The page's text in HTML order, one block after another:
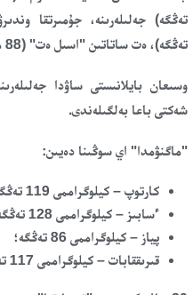
تەڭگە)، ەت ساتاتىن "اسىل ەت" (88 ملن تەڭگە) كومپانيالارىنا بەرىلگەن.
وسىعان بايلانىستى ساۋدا
شەكتى باعا بەلگىلەندى.
"ماگنۋمدا" اي سوڭىنا دەيىن:
كارتوپ – كيلوگراممى 119 تەڭگە؛
ءسابىز – كيلوگراممى 128 تەڭگە؛
پياز – كيلوگراممى 86 تەڭگە؛
قىرىققابات – كيلوگراممى 117 تەڭگە.